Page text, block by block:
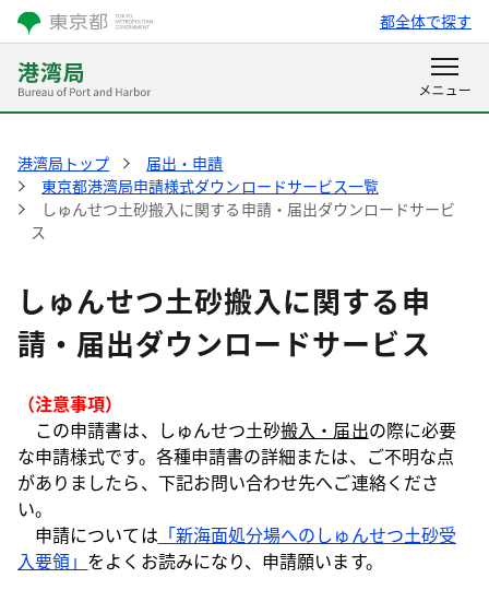
都全体で探す
港湾局トップ
届出・申請
東京都港湾局申請様式ダウンロードサービス一覧
しゅんせつ土砂搬入に関する申請・届出ダウンロードサービ
ス
しゅんせつ土砂搬入に関する申
請・届出ダウンロードサービス
（注意事項）
この申請書は、しゅんせつ土砂搬入・届出の際に必要
な申請様式です。各種申請書の詳細または、ご不明な点
がありましたら、下記お問い合わせ先へご連絡くださ
い。
申請については 「新海面処分場へのしゅんせつ土砂受
入要領」 をよくお読みになり、申請願います。